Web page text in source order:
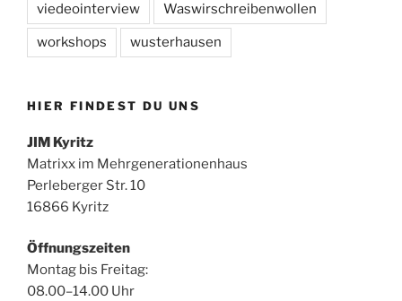
viedeointerview Waswirschreibenwollen
workshops wusterhausen
HIER FINDEST DU UNS
JIM Kyritz
Matrixx im Mehrgenerationenhaus
Perleberger Str. 10
16866 Kyritz
Öffnungszeiten
Montag bis Freitag:
08.00–14.00 Uhr